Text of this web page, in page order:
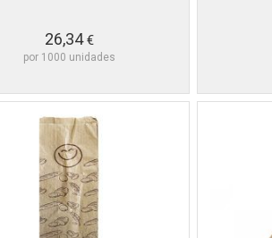
26,34 €
por 1000 unidades